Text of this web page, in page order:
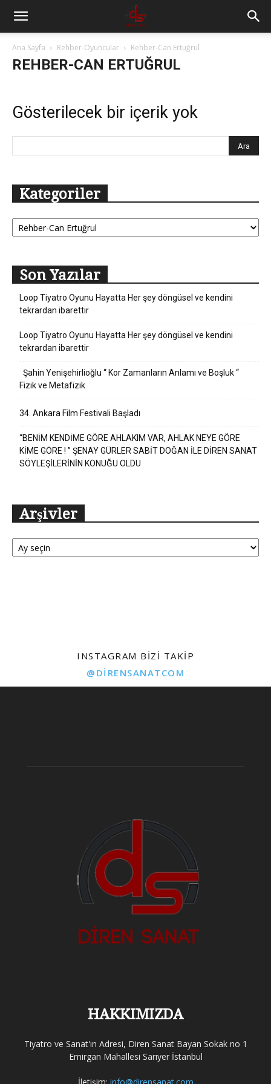
Ana Sayfa Rehber-Oyuncular Rehber-Can Ertuğrul
REHBER-CAN ERTUĞRUL
Gösterilecek bir içerik yok
Kategoriler
Kategoriler
Son Yazılar
Loop Tiyatro Oyunu Hayatta Her şey döngüsel ve kendini
tekrardan ibarettir
Loop Tiyatro Oyunu Hayatta Her şey döngüsel ve kendini
tekrardan ibarettir
Şahin Yenişehirlioğlu “ Kor Zamanların Anlamı ve Boşluk “
Fizik ve Metafizik
34. Ankara Film Festivali Başladı
“BENİM KENDİME GÖRE AHLAKIM VAR, AHLAK NEYE GÖRE
KİME GÖRE ! ” ŞENAY GÜRLER SABİT DOĞAN İLE DİREN SANAT
SÖYLEŞİLERİNİN KONUĞU OLDU
Arşivler
Arşivler
INSTAGRAM BIZI TAKIP
@DIRENSANATCOM
HAKKIMIZDA
Tiyatro ve Sanat'ın Adresi, Diren Sanat Bayan Sokak no 1
Emirgan Mahallesi Sarıyer İstanbul
İletişim: info@dirensanat.com